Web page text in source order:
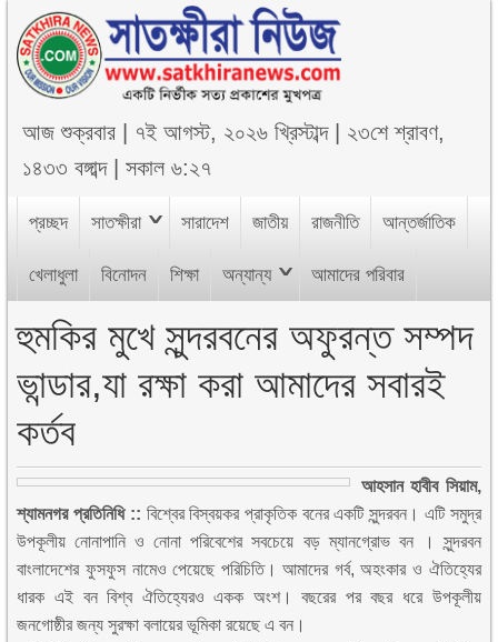
আজশুক্রবার ৭ই আগস্ট, ২০২৬ খ্রিস্টাব্দ| ২৩শে শ্রাবণ,
১৪৩৩ বঙ্গাব্দ|সকাল ৬:২৭
প্রচ্ছদ সাতক্ষীরা সারাদেশ জাতীয় রাজনীতি আন্তর্জাতিক
খেলাধুলা বিনোদন শিক্ষা অন্যান্য আমাদের পরিবার
হুমকির মুখে সুন্দরবনের অফুরন্ত সম্পদ
ভান্ডার,যা রক্ষা করা আমাদের সবারই
কর্তব
আহসান হাবীব সিয়াম,
শ্যামনগর প্রতিনিধি :: বিশ্বের বিস্বয়কর প্রাকৃতিক বনের একটি সুন্দরবন। এটি সমুদ্র
উপকূলীয় নোনাপানি ও নোনা পরিবেশের সবচেয়ে বড় ম্যানগ্রোভ বন । সুন্দরবন
বাংলাদেশের ফুসফুস নামেও পেয়েছে পরিচিতি। আমাদের গর্ব, অহংকার ও ঐতিহ্যের
ধারক এই বন বিশ্ব ঐতিহ্যেরও একক অংশ। বছরের পর বছর ধরে উপকূলীয়
জনগোষ্ঠীর জন্য সুরক্ষা বলায়ের ভূমিকা রয়েছে এ বন।